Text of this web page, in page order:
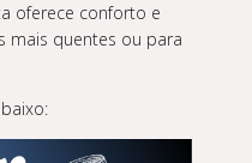
oferece conforto e
mais quentes ou para